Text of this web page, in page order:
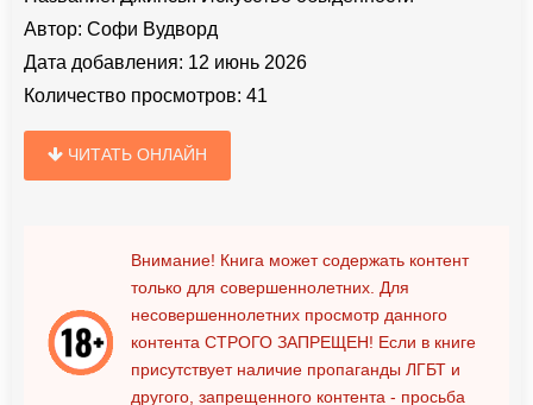
Автор: Софи Вудворд
Дата добавления: 12 июнь 2026
Количество просмотров: 41
ЧИТАТЬ ОНЛАЙН
Внимание! Книга может содержать контент
только для совершеннолетних. Для
несовершеннолетних просмотр данного
контента СТРОГО ЗАПРЕЩЕН! Если в книге
присутствует наличие пропаганды ЛГБТ и
другого, запрещенного контента - просьба